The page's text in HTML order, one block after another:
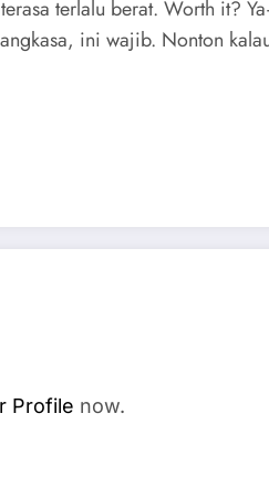
terlalu berat. Worth it?
ini wajib. Nonton
Profile now.